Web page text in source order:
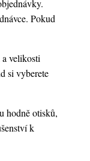
Pokud
velikosti
si vyberete
hodně otisků,
k